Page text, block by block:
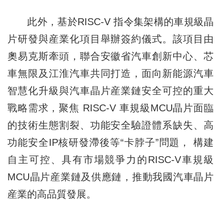
此外，基於RISC-V 指令集架構的車規級晶
片研發與産業化項目舉辦簽約儀式。該項目由
奧易克斯牽頭，聯合安徽省汽車創新中心、芯
車無限及江淮汽車共同打造，面向新能源汽車
智慧化升級與汽車晶片産業鏈安全可控的重大
戰略需求，聚焦 RISC-V 車規級MCU晶片面臨
的技術生態割裂、功能安全驗證體系缺失、高
功能安全IP核研發滯後等“卡脖子”問題， 構建
自主可控、具有市場競爭力的RISC-V車規級
MCU晶片産業鏈及供應鏈，推動我國汽車晶片
産業的高品質發展。